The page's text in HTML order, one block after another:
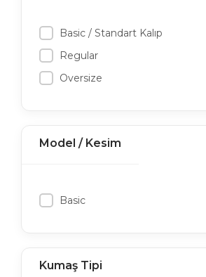
Basic / Standart Kalıp
Regular
Oversize
Model / Kesim
Basic
Kumaş Tipi